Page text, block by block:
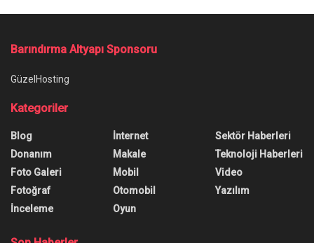
Barındırma Altyapı Sponsoru
GüzelHosting
Kategoriler
Blog
Donanım
Foto Galeri
Fotoğraf
İnceleme
İnternet
Makale
Mobil
Otomobil
Oyun
Sektör Haberleri
Teknoloji Haberleri
Video
Yazılım